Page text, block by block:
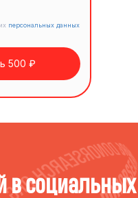
персональных данных
500 ₽
в социальных